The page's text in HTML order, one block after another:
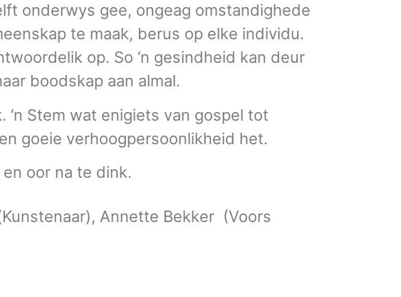
onderwys gee, ongeag omstandighede
te maak, berus op elke individu.
op. So ‘n gesindheid kan deur
boodskap aan almal.
Stem wat enigiets van gospel tot
goeie verhoogpersoonlikheid het.
oor na te dink.
Annette Bekker (Voors